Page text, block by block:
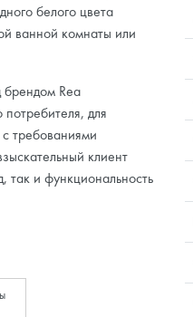
белого цвета
ванной комнаты или
брендом Rea
для
требованиями
клиент
так и функциональность